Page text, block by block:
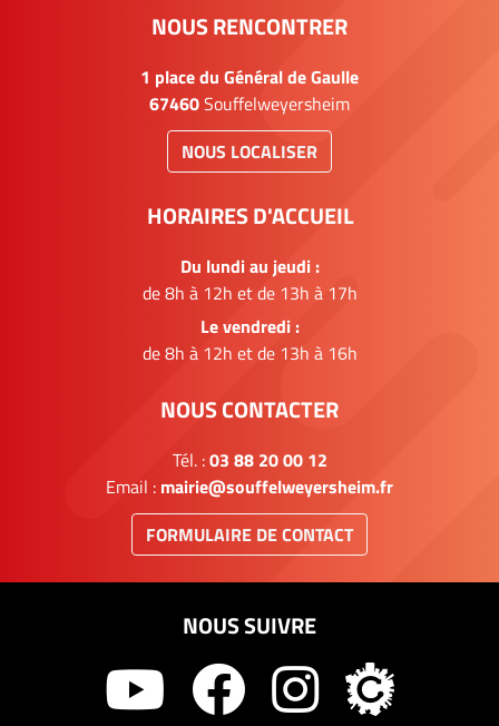
NOUS RENCONTRER
1 place du Général de Gaulle
67460Souffelweyersheim
NOUS LOCALISER
HORAIRES D'ACCUEIL
Du lundi au jeudi :
de 8h à 12h et de 13h à 17h
Le vendredi :
de 8h à 12h et de 13h à 16h
NOUS CONTACTER
Tél. :03 88 20 00 12
Email : mairie@souffelweyersheim.fr
FORMULAIRE DE CONTACT
NOUS SUIVRE